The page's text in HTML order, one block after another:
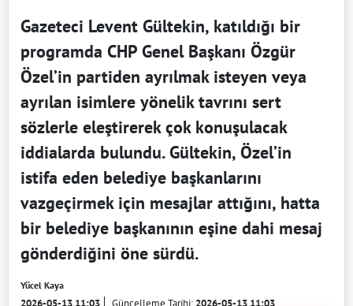
Gazeteci Levent Gültekin, katıldığı bir
programda CHP Genel Başkanı Özgür
Özel’in partiden ayrılmak isteyen veya
ayrılan isimlere yönelik tavrını sert
sözlerle eleştirerek çok konuşulacak
iddialarda bulundu. Gültekin, Özel’in
istifa eden belediye başkanlarını
vazgeçirmek için mesajlar attığını, hatta
bir belediye başkanının eşine dahi mesaj
gönderdiğini öne sürdü.
Yücel Kaya